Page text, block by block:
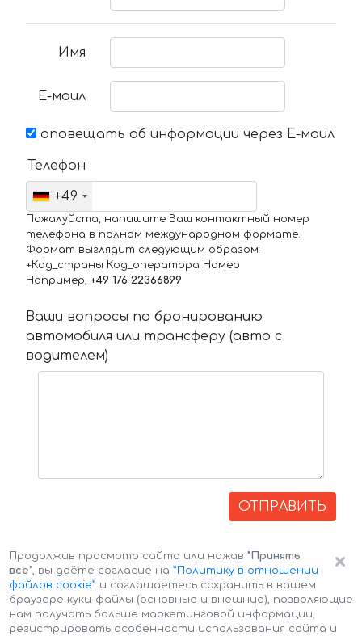
Имя
Е-маил
оповещать об информации через Е-маил
Телефон
+49
Пожалуйста, напишите Ваш контактный номер
телефона в полном международном формате.
Формат выглядит следующим образом:
+Код_страны Код_оператора Номер
Например, +49 176 22366899
Ваши вопросы по бронированию
автомобиля или трансферу (авто с
водителем)
ОТПРАВИТЬ
×
Продолжив просмотр сайта или нажав "Принять
все", вы даёте согласие на ”Политику в отношении
файлов cookie” и соглашаетесь сохранить в вашем
браузере куки-файлы (основные и внешние), позволяющие
нам получать больше маркетинговой информации,
регистрировать особенности использования сайта и